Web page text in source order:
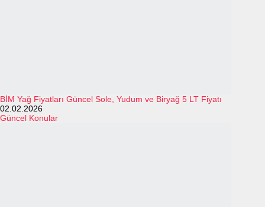
BİM Yağ Fiyatları Güncel Sole, Yudum ve Biryağ 5 LT Fiyatı
02.02.2026
Güncel Konular